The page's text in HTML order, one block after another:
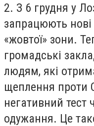
2. З 6 грудня у
запрацюють
«жовтої» зони.
громадські
людям, які
щеплення проти
негативний тест
одужання. Це